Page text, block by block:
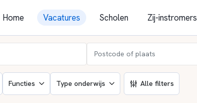
Home Vacatures Scholen Zij-instromers
Functies Type onderwijs Alle filters